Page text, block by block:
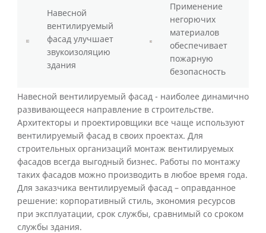
Навесной
вентилируемый
фасад улучшает
звукоизоляцию
здания
Применение
негорючих
материалов
обеспечивает
пожарную
безопасность
Навесной вентилируемый фасад - наиболее динамично
развивающееся направление в строительстве.
Архитекторы и проектировщики все чаще используют
вентилируемый фасад в своих проектах. Для
строительных организаций монтаж вентилируемых
фасадов всегда выгодный бизнес. Работы по монтажу
таких фасадов можно производить в любое время года.
Для заказчика вентилируемый фасад – оправданное
решение: корпоративный стиль, экономия ресурсов
при эксплуатации, срок службы, сравнимый со сроком
службы здания.